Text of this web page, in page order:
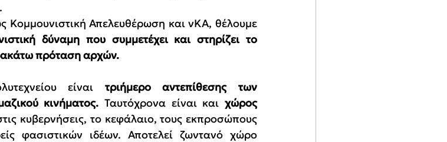
Κομμουνιστική Απελευθέρωση και νΚΑ, θέλουμε
δύναμη που συμμετέχει και στηρίζει το
πρόταση αρχών.
είναι τριήμερο αντεπίθεσης των
κινήματος. Ταυτόχρονα είναι και χώρος
κυβερνήσεις, το κεφάλαιο, τους εκπροσώπους
φασιστικών ιδέων. Αποτελεί ζωντανό χώρο